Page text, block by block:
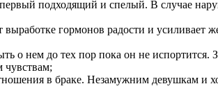
подходящий и спелый. В случае
гормонов радости и усиливает
о нем до тех пор пока он не испортится.
чувствам;
в браке. Незамужним девушкам и